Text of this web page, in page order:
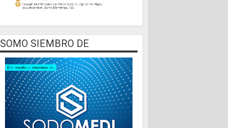
SOMO SIEMBRO DE